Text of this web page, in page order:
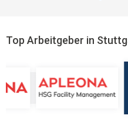
Top Arbeitgeber in